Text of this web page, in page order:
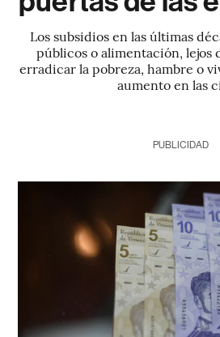
Los subsidios en las últimas
públicos o alimentación,
erradicar la pobreza, hambre o
aumento en las
PUBLICIDAD